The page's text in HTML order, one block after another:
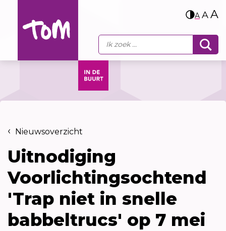
A AA
Nieuwsoverzicht
Uitnodiging
Voorlichtingsochtend
'Trap niet in snelle
babbeltrucs' op 7 mei